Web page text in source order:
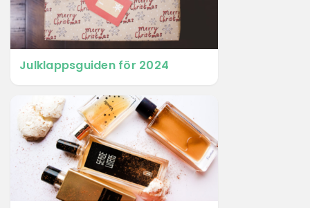
Julklappsguiden för 2024